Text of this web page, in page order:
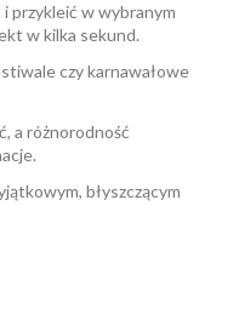
przykleić w wybranym
w kilka sekund.
czy karnawałowe
a różnorodność
błyszczącym